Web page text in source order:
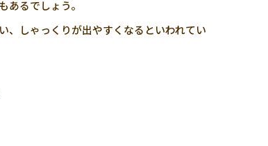
るでしょう。
、しゃっくりが出やすくなるといわれてい